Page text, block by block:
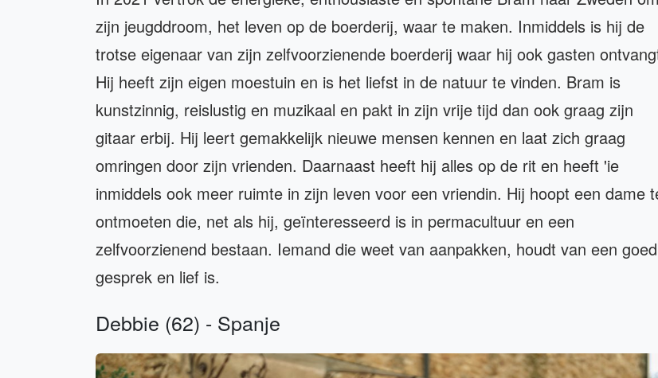
zijn jeugddroom, het leven op de boerderij, waar te maken. Inmiddels is hij de
trotse eigenaar van zijn zelfvoorzienende boerderij waar hij ook gasten
Hij heeft zijn eigen moestuin en is het liefst in de natuur te vinden. Bram is
kunstzinnig, reislustig en muzikaal en pakt in zijn vrije tijd dan ook graag zijn
gitaar erbij. Hij leert gemakkelijk nieuwe mensen kennen en laat zich graag
omringen door zijn vrienden. Daarnaast heeft hij alles op de rit en heeft 'ie
inmiddels ook meer ruimte in zijn leven voor een vriendin. Hij hoopt een dame
ontmoeten die, net als hij, geïnteresseerd is in permacultuur en een
zelfvoorzienend bestaan. Iemand die weet van aanpakken, houdt van een goed
gesprek en lief is.
Debbie (62) - Spanje